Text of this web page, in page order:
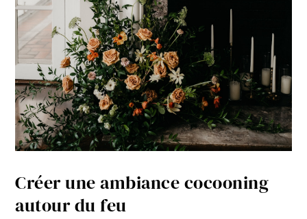
Créer une ambiance cocooning
autour du feu